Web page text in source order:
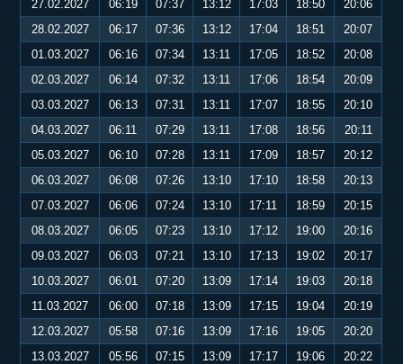
27.02.2027
06:19 07:37 13:12 17:03 18:50
20:06
28.02.2027
06:17 07:36 13:12 17:04 18:51
20:07
01.03.2027
06:16 07:34 13:11 17:05 18:52
20:08
02.03.2027
06:14 07:32 13:11 17:06 18:54
20:09
03.03.2027
06:13 07:31 13:11 17:07 18:55
20:10
04.03.2027
06:11 07:29 13:11 17:08 18:56
20:11
05.03.2027
06:10 07:28 13:11 17:09 18:57
20:12
06.03.2027
06:08 07:26 13:10 17:10 18:58
20:13
07.03.2027
06:06 07:24 13:10 17:11 18:59
20:15
08.03.2027
06:05 07:23 13:10 17:12 19:00
20:16
09.03.2027
06:03 07:21 13:10 17:13 19:02
20:17
10.03.2027
06:01 07:20 13:09 17:14 19:03
20:18
11.03.2027
06:00 07:18 13:09 17:15 19:04
20:19
12.03.2027
05:58 07:16 13:09 17:16 19:05
20:20
13.03.2027
05:56 07:15 13:09 17:17 19:06
20:22